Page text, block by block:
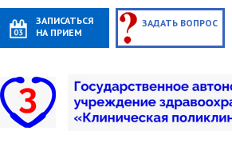
ЗАПИСАТЬСЯ
НА ПРИЕМ
ЗАДАТЬ ВОПРОС